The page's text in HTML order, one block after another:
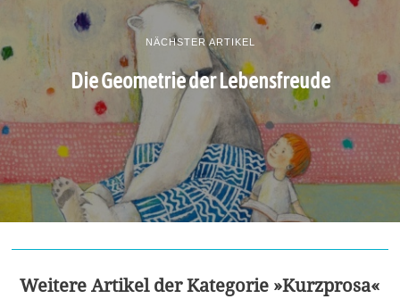
NÄCHSTER ARTIKEL
Die Geometrie der Lebensfreude
Weitere Artikel der Kategorie »Kurzprosa«